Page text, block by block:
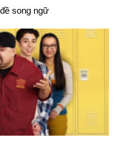
song ngữ